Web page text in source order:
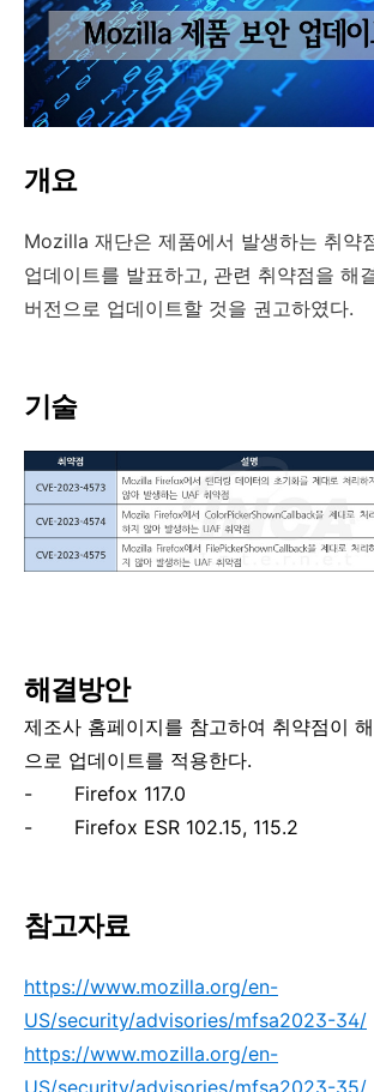
개요
Mozilla 재단은 제품에서 발생하는 취약
업데이트를 발표하고, 관련 취약점을 해
버전으로 업데이트할 것을 권고하였다.
기술
해결방안
제조사 홈페이지를 참고하여 취약점이
으로 업데이트를 적용한다.
-
Firefox 117.0
-
Firefox ESR 102.15, 115.2
참고자료
https://www.mozilla.org/en-
US/security/advisories/mfsa2023-34/
https://www.mozilla.org/en-